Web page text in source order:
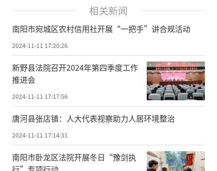
相关新闻
南阳市宛城区农村信用社开展“一把手”讲合规活动
2024-11-11 17:20:26
新野县法院召开2024年第四季度工作
推进会
2024-11-11 17:17:56
唐河县张店镇：人大代表视察助力人居环境整治
2024-11-11 17:14:31
南阳市卧龙区法院开展冬日“豫剑执